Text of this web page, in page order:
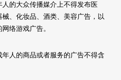
大众传播媒介上不得发布医
、化妆品、酒类、美容广告，以
络游戏广告。
人的商品或者服务的广告不得含